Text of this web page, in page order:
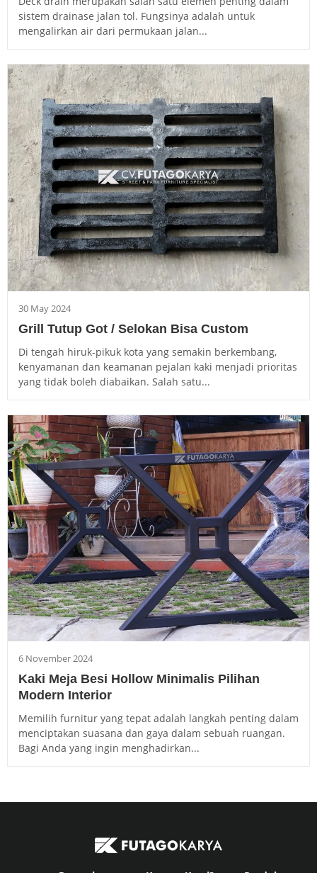
sistem drainase jalan tol. Fungsinya adalah untuk
mengalirkan air dari permukaan jalan...
30 May 2024
Grill Tutup Got / Selokan Bisa Custom
Di tengah hiruk-pikuk kota yang semakin berkembang,
kenyamanan dan keamanan pejalan kaki menjadi prioritas
yang tidak boleh diabaikan. Salah satu...
6 November 2024
Kaki Meja Besi Hollow Minimalis Pilihan
Modern Interior
Memilih furnitur yang tepat adalah langkah penting dalam
menciptakan suasana dan gaya dalam sebuah ruangan.
Bagi Anda yang ingin menghadirkan...